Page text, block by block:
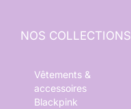
NOS COLLECTIONS
Vêtements &
accessoires
Blackpink